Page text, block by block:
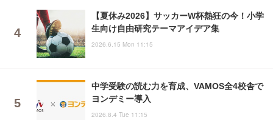
【夏休み2026】サッカーW杯熱狂の今！小学
生向け自由研究テーマアイデア集
2026.6.15 Mon 11:15
中学受験の読む力を育成、VAMOS全4校舎で
ヨンデミー導入
2026.8.4 Tue 11:15